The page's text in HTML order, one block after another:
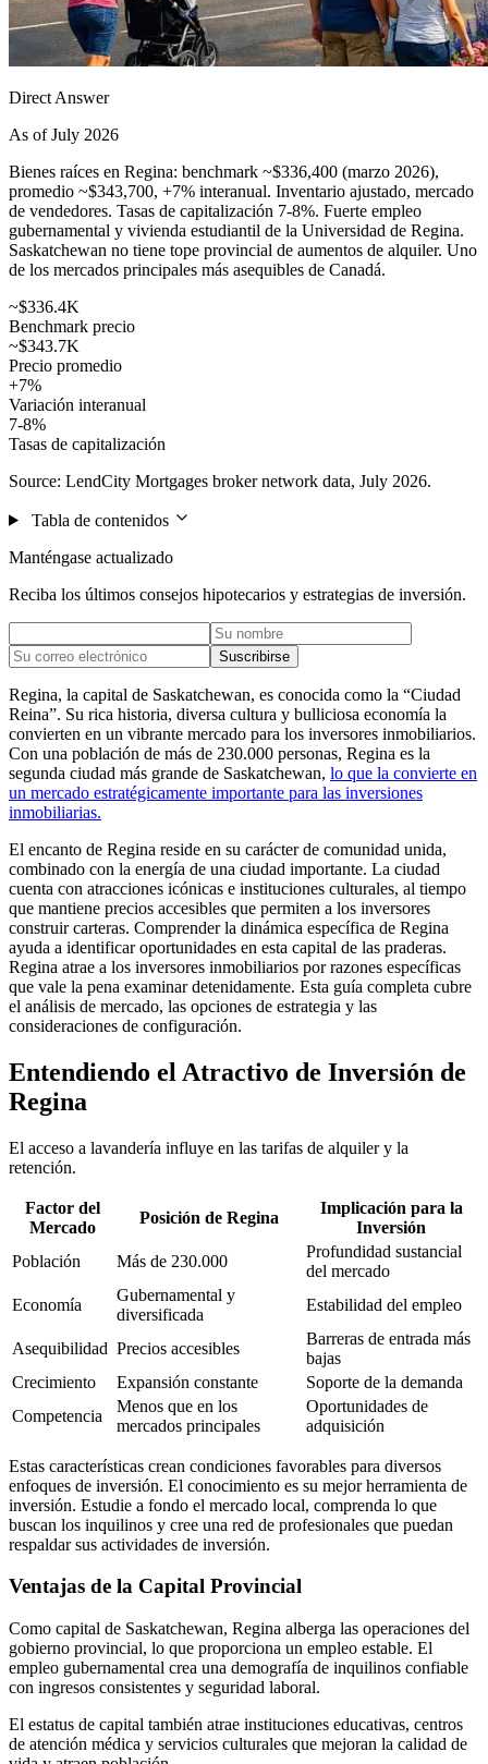
Direct Answer
As of July 2026
Bienes raíces en Regina: benchmark ~$336,400 (marzo 2026),
promedio ~$343,700, +7% interanual. Inventario ajustado, mercado
de vendedores. Tasas de capitalización 7-8%. Fuerte empleo
gubernamental y vivienda estudiantil de la Universidad de Regina.
Saskatchewan no tiene tope provincial de aumentos de alquiler. Uno
de los mercados principales más asequibles de Canadá.
~$336.4K
Benchmark precio
~$343.7K
Precio promedio
+7%
Variación interanual
7-8%
Tasas de capitalización
Source: LendCity Mortgages broker network data, July 2026.
Tabla de contenidos
Manténgase actualizado
Reciba los últimos consejos hipotecarios y estrategias de inversión.
Suscribirse
Regina, la capital de Saskatchewan, es conocida como la “Ciudad
Reina”. Su rica historia, diversa cultura y bulliciosa economía la
convierten en un vibrante mercado para los inversores inmobiliarios.
Con una población de más de 230.000 personas, Regina es la
segunda ciudad más grande de Saskatchewan, lo que la convierte en
un mercado estratégicamente importante para las inversiones
inmobiliarias.
El encanto de Regina reside en su carácter de comunidad unida,
combinado con la energía de una ciudad importante. La ciudad
cuenta con atracciones icónicas e instituciones culturales, al tiempo
que mantiene precios accesibles que permiten a los inversores
construir carteras. Comprender la dinámica específica de Regina
ayuda a identificar oportunidades en esta capital de las praderas.
Regina atrae a los inversores inmobiliarios por razones específicas
que vale la pena examinar detenidamente. Esta guía completa cubre
el análisis de mercado, las opciones de estrategia y las
consideraciones de configuración.
Entendiendo el Atractivo de Inversión de
Regina
El acceso a lavandería influye en las tarifas de alquiler y la
retención.
Factor del
Mercado
Posición de Regina
Implicación para la
Inversión
Población
Más de 230.000
Profundidad sustancial
del mercado
Economía
Gubernamental y
diversificada
Estabilidad del empleo
Asequibilidad Precios accesibles
Barreras de entrada más
bajas
Crecimiento
Expansión constante
Soporte de la demanda
Competencia
Menos que en los
mercados principales
Oportunidades de
adquisición
Estas características crean condiciones favorables para diversos
enfoques de inversión. El conocimiento es su mejor herramienta de
inversión. Estudie a fondo el mercado local, comprenda lo que
buscan los inquilinos y cree una red de profesionales que puedan
respaldar sus actividades de inversión.
Ventajas de la Capital Provincial
Como capital de Saskatchewan, Regina alberga las operaciones del
gobierno provincial, lo que proporciona un empleo estable. El
empleo gubernamental crea una demografía de inquilinos confiable
con ingresos consistentes y seguridad laboral.
El estatus de capital también atrae instituciones educativas, centros
de atención médica y servicios culturales que mejoran la calidad de